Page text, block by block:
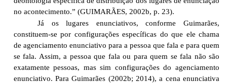
no acontecimento.” (GUIMARÃES, 2002b, p. 23).
Já os lugares enunciativos, conforme Guimarães,
constituem-se por configurações específicas do que ele chama
de agenciamento enunciativo para a pessoa que fala e para quem
se fala. Assim, a pessoa que fala ou para quem se fala não são
exatamente pessoas, mas sim configurações do agenciamento
enunciativo. Para Guimarães (2002b; 2014), a cena enunciativa